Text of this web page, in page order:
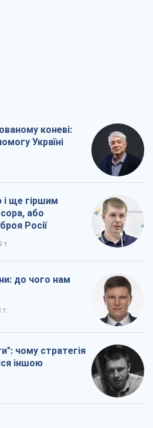
коневі:
Україні
ще гіршим
або
Росії
т.
до чого нам
т.
чому стратегія
іншою